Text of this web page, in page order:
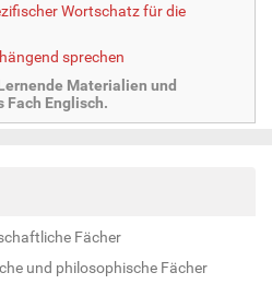
Wortschatz für die
sprechen
Materialien und
Fach Englisch.
Fächer
und philosophische Fächer